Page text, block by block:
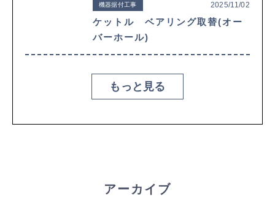
機器据付工事 2025/11/02
ケットル ベアリング取替(オー
バーホール)
もっと見る
アーカイブ